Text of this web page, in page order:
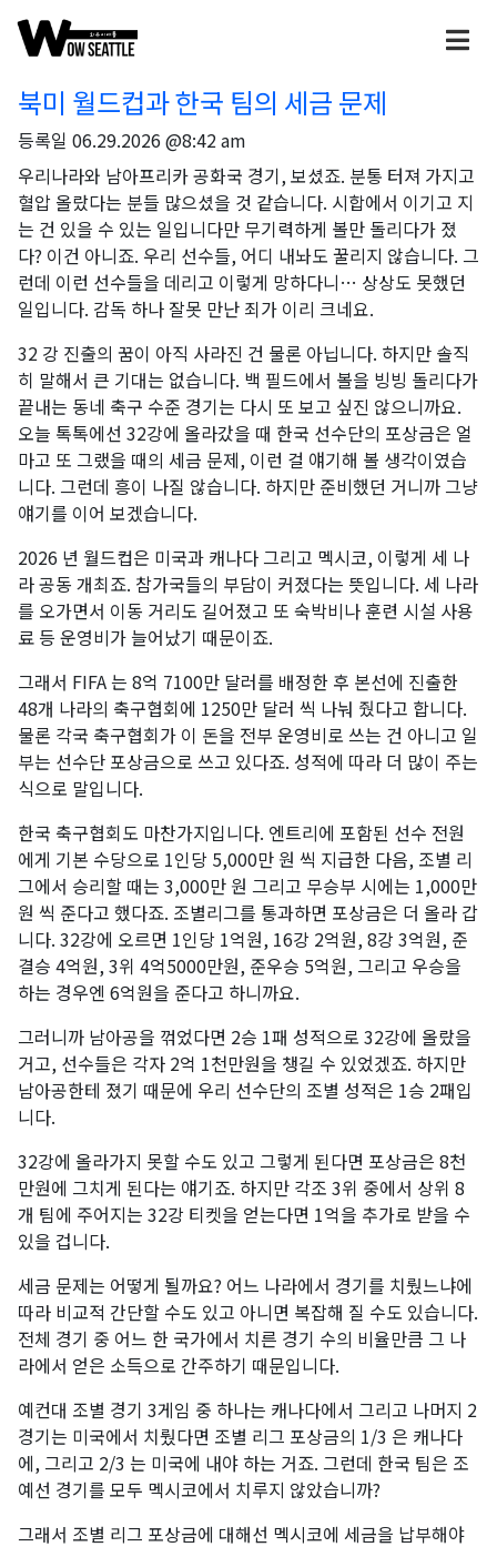
북미 월드컵과 한국 팀의 세금 문제
등록일 06.29.2026 @8:42 am
우리나라와 남아프리카 공화국 경기, 보셨죠. 분통 터져 가지고
혈압 올랐다는 분들 많으셨을 것 같습니다. 시합에서 이기고 지
는 건 있을 수 있는 일입니다만 무기력하게 볼만 돌리다가 졌
다? 이건 아니죠. ​우리 선수들, 어디 내놔도 꿀리지 않습니다. 그
런데 이런 선수들을 데리고 이렇게 망하다니… 상상도 못했던
일입니다. 감독 하나 잘못 만난 죄가 이리 크네요. ​
32 강 진출의 꿈이 아직 사라진 건 물론 아닙니다. 하지만 솔직
히 말해서 큰 기대는 없습니다. 백 필드에서 볼을 빙빙 돌리다가
끝내는 동네 축구 수준 경기는 다시 또 보고 싶진 않으니까요.
오늘 톡톡에선 32강에 올라갔을 때 한국 선수단의 포상금은 얼
마고 또 그랬을 때의 세금 문제, 이런 걸 얘기해 볼 생각이였습
니다. 그런데 흥이 나질 않습니다. 하지만 준비했던 거니까 그냥
얘기를 이어 보겠습니다.
2026 년 월드컵은 미국과 캐나다 그리고 멕시코, 이렇게 세 나
라 공동 개최죠. 참가국들의 부담이 커졌다는 뜻입니다. 세 나라
를 오가면서 이동 거리도 길어졌고 또 숙박비나 훈련 시설 사용
료 등 운영비가 늘어났기 때문이죠. ​
그래서 FIFA 는 8억 7100만 달러를 배정한 후 본선에 진출한
48개 나라의 축구협회에 1250만 달러 씩 나눠 줬다고 합니다.
물론 각국 축구협회가 이 돈을 전부 운영비로 쓰는 건 아니고 일
부는 선수단 포상금으로 쓰고 있다죠. 성적에 따라 더 많이 주는
식으로 말입니다.
한국 축구협회도 마찬가지입니다. 엔트리에 포함된 선수 전원
에게 기본 수당으로 1인당 5,000만 원 씩 지급한 다음, 조별 리
그에서 승리할 때는 3,000만 원 그리고 무승부 시에는 1,000만
원 씩 준다고 했다죠. 조별리그를 통과하면 포상금은 더 올라 갑
니다. 32강에 오르면 1인당 1억원, 16강 2억원, 8강 3억원, 준
결승 4억원, 3위 4억5000만원, 준우승 5억원, 그리고 우승을
하는 경우엔 6억원을 준다고 하니까요.
​그러니까 남아공을 꺾었다면 2승 1패 성적으로 32강에 올랐을
거고, 선수들은 각자 2억 1천만원을 챙길 수 있었겠죠. 하지만
남아공한테 졌기 때문에 우리 선수단의 조별 성적은 1승 2패입
니다. ​
32강에 올라가지 못할 수도 있고 그렇게 된다면 포상금은 8천
만원에 그치게 된다는 얘기죠. 하지만 각조 3위 중에서 상위 8
개 팀에 주어지는 32강 티켓을 얻는다면 1억을 추가로 받을 수
있을 겁니다.
세금 문제는 어떻게 될까요? 어느 나라에서 경기를 치뤘느냐에
따라 비교적 간단할 수도 있고 아니면 복잡해 질 수도 있습니다.
전체 경기 중 어느 한 국가에서 치른 경기 수의 비율만큼 그 나
라에서 얻은 소득으로 간주하기 때문입니다. ​
예컨대 조별 경기 3게임 중 하나는 캐나다에서 그리고 나머지 2
경기는 미국에서 치뤘다면 조별 리그 포상금의 1/3 은 캐나다
에, 그리고 2/3 는 미국에 내야 하는 거죠. 그런데 한국 팀은 조
예선 경기를 모두 멕시코에서 치루지 않았습니까?
그래서 조별 리그 포상금에 대해선 멕시코에 세금을 납부해야